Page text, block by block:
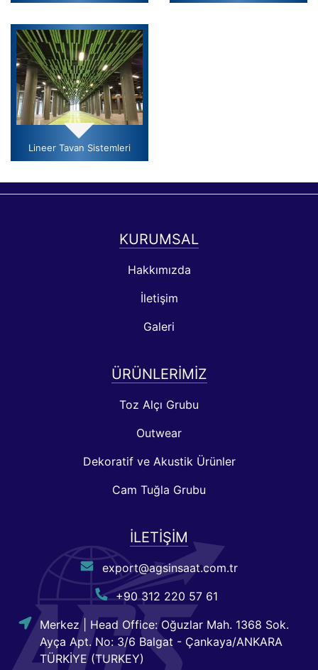
Lineer Tavan Sistemleri
KURUMSAL
Hakkımızda
İletişim
Galeri
ÜRÜNLERIMIZ
Toz Alçı Grubu
Outwear
Dekoratif ve Akustik Ürünler
Cam Tuğla Grubu
İLETIŞIM
export@agsinsaat.com.tr
+90 312 220 57 61
Merkez | Head Office: Oğuzlar Mah. 1368 Sok.
Ayça Apt. No: 3/6 Balgat - Çankaya/ANKARA
TÜRKİYE (TURKEY)